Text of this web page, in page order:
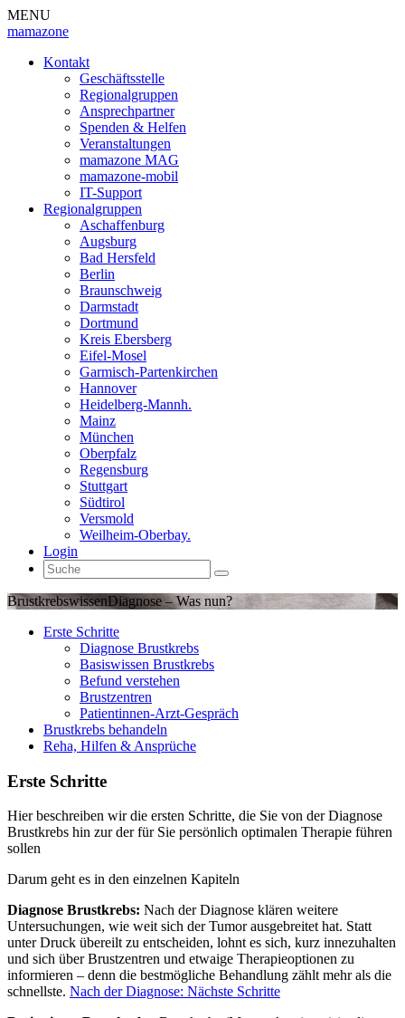
MENU
mamazone
Kontakt
Geschäftsstelle
Regionalgruppen
Ansprechpartner
Spenden & Helfen
Veranstaltungen
mamazone MAG
mamazone-mobil
IT-Support
Regionalgruppen
Aschaffenburg
Augsburg
Bad Hersfeld
Berlin
Braunschweig
Darmstadt
Dortmund
Kreis Ebersberg
Eifel-Mosel
Garmisch-Partenkirchen
Hannover
Heidelberg-Mannh.
Mainz
München
Oberpfalz
Regensburg
Stuttgart
Südtirol
Versmold
Weilheim-Oberbay.
Login
BrustkrebswissenDiagnose – Was nun?
Erste Schritte
Diagnose Brustkrebs
Basiswissen Brustkrebs
Befund verstehen
Brustzentren
Patientinnen-Arzt-Gespräch
Brustkrebs behandeln
Reha, Hilfen & Ansprüche
Erste Schritte
Hier beschreiben wir die ersten Schritte, die Sie von der Diagnose
Brustkrebs hin zur der für Sie persönlich optimalen Therapie führen
sollen
Darum geht es in den einzelnen Kapiteln
Diagnose Brustkrebs: Nach der Diagnose klären weitere
Untersuchungen, wie weit sich der Tumor ausgebreitet hat. Statt
unter Druck übereilt zu entscheiden, lohnt es sich, kurz innezuhalten
und sich über Brustzentren und etwaige Therapieoptionen zu
informieren – denn die bestmögliche Behandlung zählt mehr als die
schnellste. Nach der Diagnose: Nächste Schritte